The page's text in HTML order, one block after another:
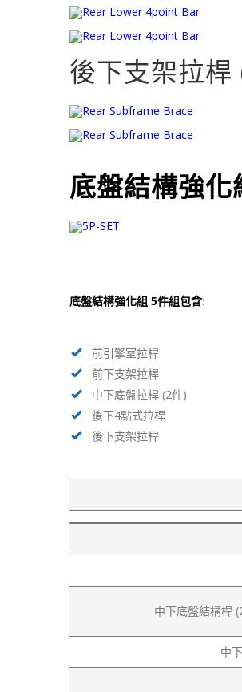
後下支架拉
底盤結構強
底盤結構強化組 5件組包含:
前引擎室拉桿
前下支架拉桿
中下底盤拉桿 (2件)
後下4點式拉桿
後下支架拉桿
中下底盤結構桿
中